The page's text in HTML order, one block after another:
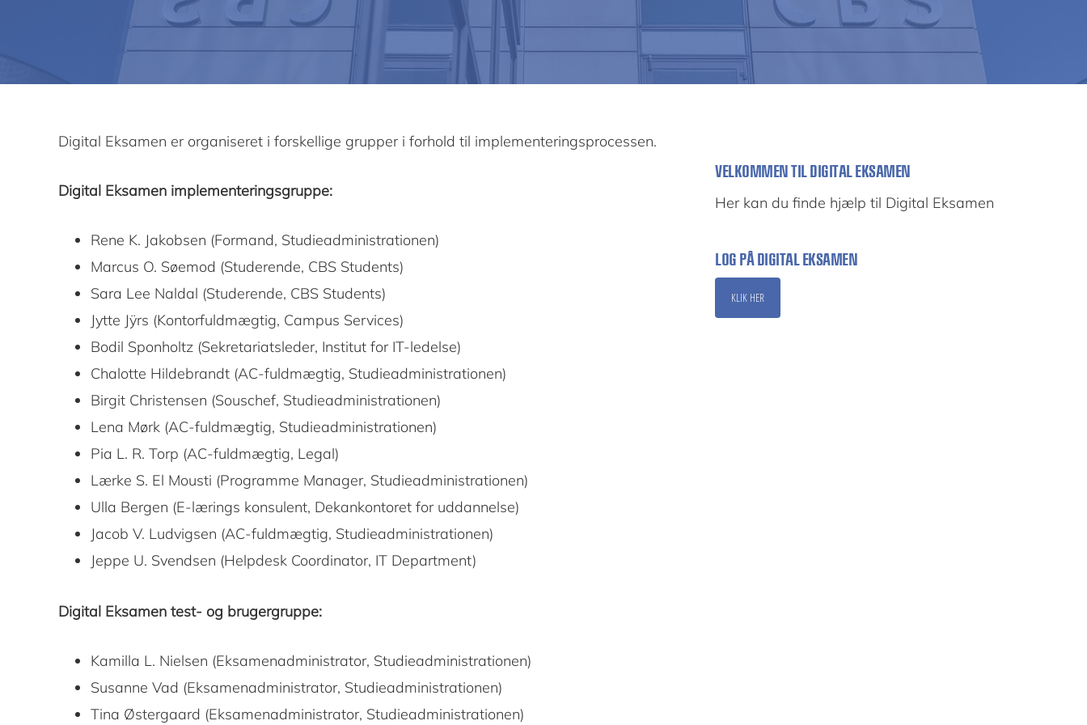
Digital Eksamen er organiseret i forskellige grupper i forhold til implementeringsprocessen.
Digital Eksamen implementeringsgruppe:
Rene K. Jakobsen (Formand, Studieadministrationen)
Marcus O. Søemod (Studerende, CBS Students)
Sara Lee Naldal (Studerende, CBS Students)
Jytte Jÿrs (Kontorfuldmægtig, Campus Services)
Bodil Sponholtz (Sekretariatsleder, Institut for IT-ledelse)
Chalotte Hildebrandt (AC-fuldmægtig, Studieadministrationen)
Birgit Christensen (Souschef, Studieadministrationen)
Lena Mørk (AC-fuldmægtig, Studieadministrationen)
Pia L. R. Torp (AC-fuldmægtig, Legal)
Lærke S. El Mousti (Programme Manager, Studieadministrationen)
Ulla Bergen (E-lærings konsulent, Dekankontoret for uddannelse)
Jacob V. Ludvigsen (AC-fuldmægtig, Studieadministrationen)
Jeppe U. Svendsen (Helpdesk Coordinator, IT Department)
Digital Eksamen test- og brugergruppe:
Kamilla L. Nielsen (Eksamenadministrator, Studieadministrationen)
Susanne Vad (Eksamenadministrator, Studieadministrationen)
Tina Østergaard (Eksamenadministrator, Studieadministrationen)
VELKOMMEN TIL DIGITAL EKSAMEN
Her kan du finde hjælp til Digital Eksamen
LOG PÅ DIGITAL EKSAMEN
KLIK HER